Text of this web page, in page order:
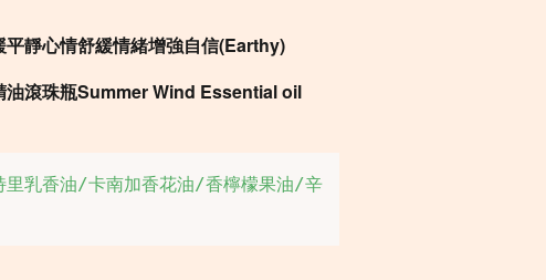
靜心情舒緩情緒增強自信(Earthy)
油滾珠瓶Summer Wind Essential oil
里乳香油/卡南加香花油/香檸檬果油/辛